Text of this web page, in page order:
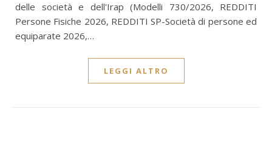
delle società e dell'Irap (Modelli 730/2026, REDDITI
Persone Fisiche 2026, REDDITI SP-Società di persone ed
equiparate 2026,…
LEGGI ALTRO